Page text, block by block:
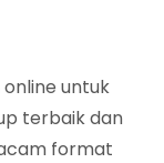
untuk
terbaik dan
format